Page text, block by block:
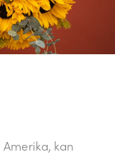
kan